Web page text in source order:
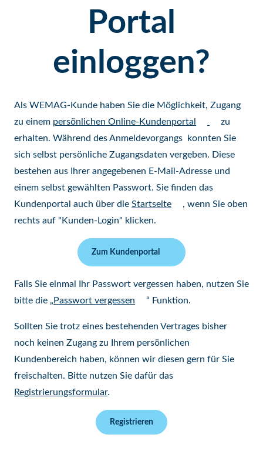
Portal
einloggen?
Als WEMAG-Kunde haben Sie die Möglichkeit, Zugang
zu einem persönlichen Online-Kundenportal
zu
erhalten. Während des Anmeldevorgangs konnten Sie
sich selbst persönliche Zugangsdaten vergeben. Diese
bestehen aus Ihrer angegebenen E-Mail-Adresse und
einem selbst gewählten Passwort. Sie finden das
Kundenportal auch über die Startseite
, wenn Sie oben
rechts auf "Kunden-Login" klicken.
Zum Kundenportal
Falls Sie einmal Ihr Passwort vergessen haben, nutzen Sie
bitte die „ Passwort vergessen “ Funktion.
Sollten Sie trotz eines bestehenden Vertrages bisher
noch keinen Zugang zu Ihrem persönlichen
Kundenbereich haben, können wir diesen gern für Sie
freischalten. Bitte nutzen Sie dafür das
Registrierungsformular.
Registrieren